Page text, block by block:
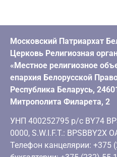
Московский Патриархат
Церковь Религиозная
«Местное религиозное
епархия Белорусской
Республика Беларусь,
Митрополита Филарета, 2
УНП 400252795 р/с BY74
0000, S.W.I.F.T.: BPSBBY2X
Телефон канцелярии: +375